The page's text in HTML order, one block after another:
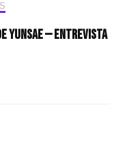
Yunsae — Entrevista